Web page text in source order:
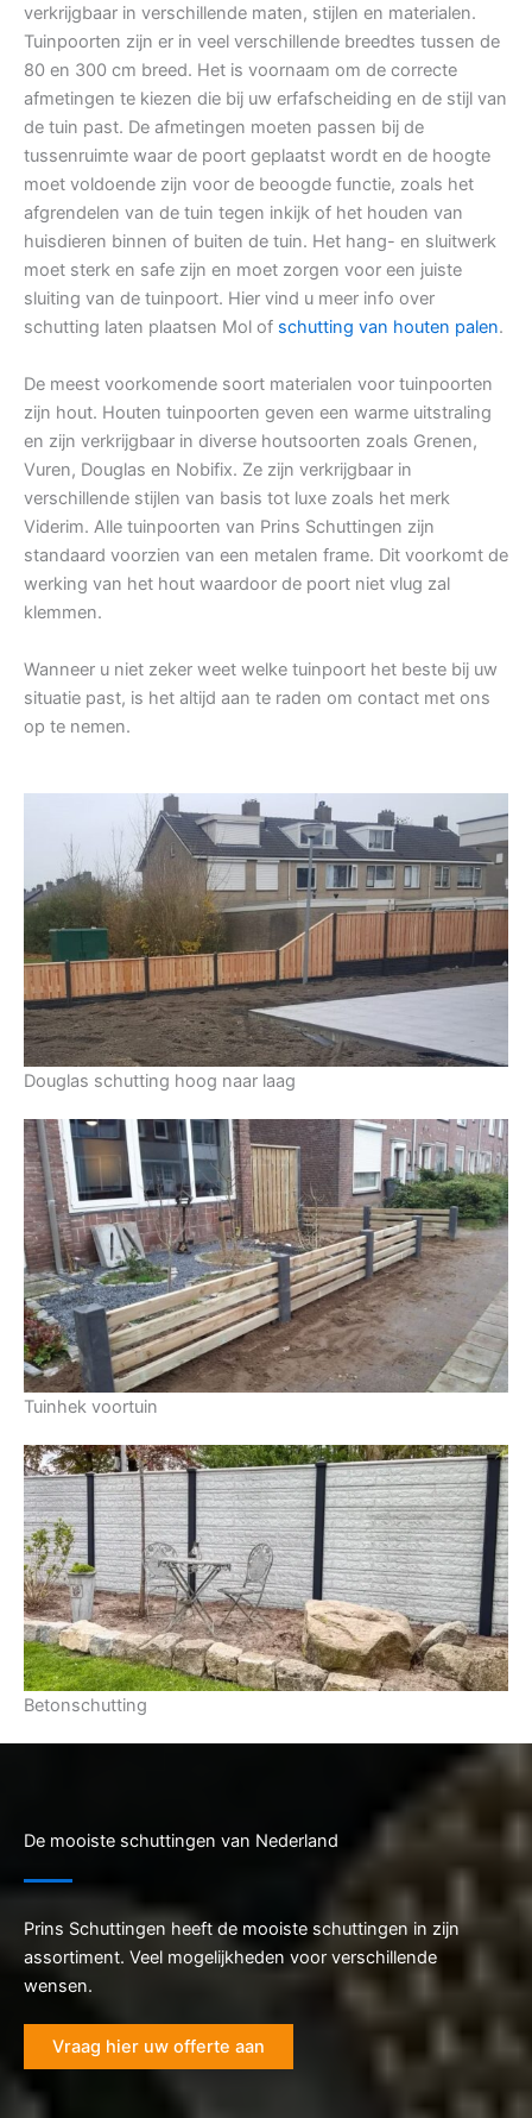
verkrijgbaar in verschillende maten, stijlen en materialen.
Tuinpoorten zijn er in veel verschillende breedtes tussen de
80 en 300 cm breed. Het is voornaam om de correcte
afmetingen te kiezen die bij uw erfafscheiding en de stijl van
de tuin past. De afmetingen moeten passen bij de
tussenruimte waar de poort geplaatst wordt en de hoogte
moet voldoende zijn voor de beoogde functie, zoals het
afgrendelen van de tuin tegen inkijk of het houden van
huisdieren binnen of buiten de tuin. Het hang- en sluitwerk
moet sterk en safe zijn en moet zorgen voor een juiste
sluiting van de tuinpoort. Hier vind u meer info over
schutting laten plaatsen Mol of schutting van houten palen.
De meest voorkomende soort materialen voor tuinpoorten
zijn hout. Houten tuinpoorten geven een warme uitstraling
en zijn verkrijgbaar in diverse houtsoorten zoals Grenen,
Vuren, Douglas en Nobifix. Ze zijn verkrijgbaar in
verschillende stijlen van basis tot luxe zoals het merk
Viderim. Alle tuinpoorten van Prins Schuttingen zijn
standaard voorzien van een metalen frame. Dit voorkomt de
werking van het hout waardoor de poort niet vlug zal
klemmen.
Wanneer u niet zeker weet welke tuinpoort het beste bij uw
situatie past, is het altijd aan te raden om contact met ons
op te nemen.
Douglas schutting hoog naar laag
Tuinhek voortuin
Betonschutting
De mooiste schuttingen van Nederland
Prins Schuttingen heeft de mooiste schuttingen in zijn
assortiment. Veel mogelijkheden voor verschillende
wensen.
Vraag hier uw offerte aan